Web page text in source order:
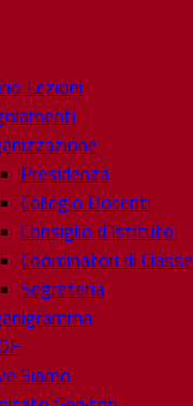
Lezioni
Presidenza
Collegio Docenti
Consiglio d’Istituto
Coordinatori di Classe
Segreteria
Siamo